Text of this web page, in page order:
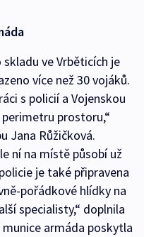
ve Vrběticích je
více než 30 vojáků.
s policií a Vojenskou
prostoru,“
Jana Růžičková.
ní na místě působí už
je také připravena
pořádkové hlídky na
specialisty,“ doplnila
armáda poskytla